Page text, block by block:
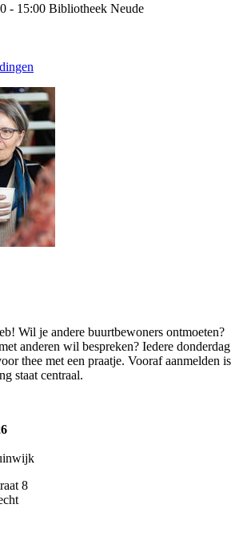
- 15:00 Bibliotheek Neude
Wil je andere buurtbewoners ontmoeten?
anderen wil bespreken? Iedere donderdag
thee met een praatje. Vooraf aanmelden is
staat centraal.
8